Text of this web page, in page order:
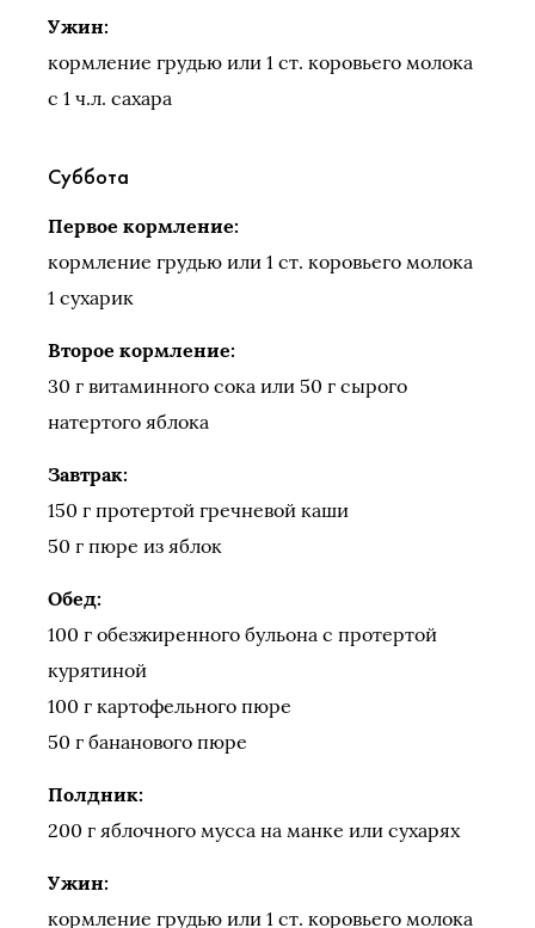
Ужин:
кормление грудью или 1 ст. коровьего молока
с 1 ч.л. сахара
Суббота
Первое кормление:
кормление грудью или 1 ст. коровьего молока
1 сухарик
Второе кормление:
30 г витаминного сока или 50 г сырого
натертого яблока
Завтрак:
150 г протертой гречневой каши
50 г пюре из яблок
Обед:
100 г обезжиренного бульона с протертой
курятиной
100 г картофельного пюре
50 г бананового пюре
Полдник:
200 г яблочного мусса на манке или сухарях
Ужин:
кормление грудью или 1 ст. коровьего молока